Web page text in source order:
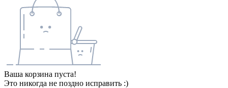
Ваша корзина пуста!
Это никогда не поздно исправить :)